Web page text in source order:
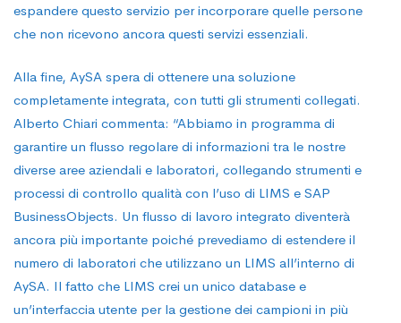
espandere questo servizio per incorporare quelle persone
che non ricevono ancora questi servizi essenziali.
Alla fine, AySA spera di ottenere una soluzione
completamente integrata, con tutti gli strumenti collegati.
Alberto Chiari commenta: “Abbiamo in programma di
garantire un flusso regolare di informazioni tra le nostre
diverse aree aziendali e laboratori, collegando strumenti e
processi di controllo qualità con l’uso di LIMS e SAP
BusinessObjects. Un flusso di lavoro integrato diventerà
ancora più importante poiché prevediamo di estendere il
numero di laboratori che utilizzano un LIMS all’interno di
AySA. Il fatto che LIMS crei un unico database e
un’interfaccia utente per la gestione dei campioni in più